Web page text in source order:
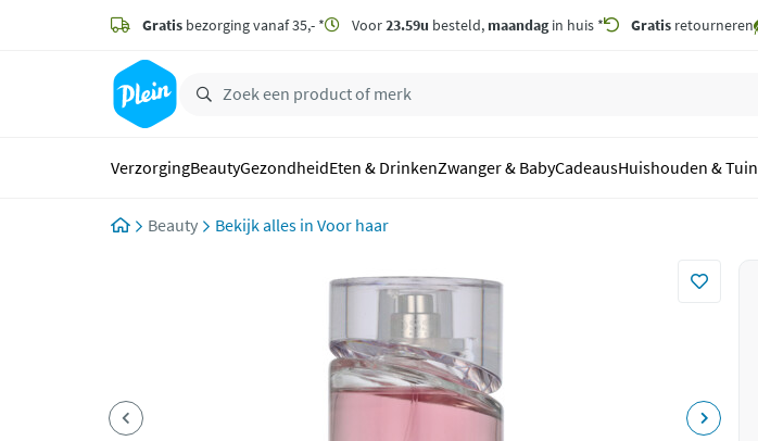
zoeken
hoofdinhoud
Gratis bezorging vanaf 35,- * Voor23.59u besteld, maandagin huis * Gratis retourneren
VerzorgingBeautyGezondheidEten & DrinkenZwanger & BabyCadeausHuishouden & Tuin
Beauty Voor haar